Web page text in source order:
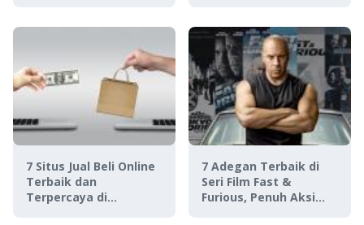
7 Situs Jual Beli Online
Terbaik dan
Terpercaya di
7 Adegan Terbaik di
Seri Film Fast &
Furious, Penuh Aksi